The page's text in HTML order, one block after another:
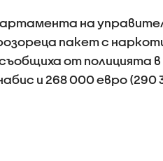
на
пакет с
от полицията
и 268 000 евро (290